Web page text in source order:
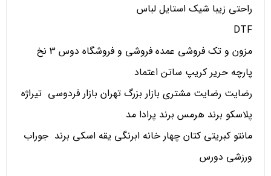
راحتی زیبا شیک استایل لباس
DTF
مزون و تک فروشی عمده فروشی و فروشگاه دوس 3 نخ
پارچه حریر کریپ ساتن اعتماد
رضایت رضایت مشتری بازار بزرگ تهران بازار فردوسی تیراژه
پلاسکو برند هرمس برند پرادا مد
مانتو کبریتی کتان چهار خانه ابرنگی یقه اسکی برند جوراب
ورزشی دورس